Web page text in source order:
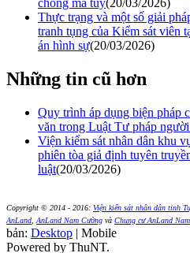
Thực trạng và một số giải
tranh tụng của Kiểm sát viên
án hình sự(20/03/2026)
Những tin cũ hơn
Quy trình áp dụng biện pháp
văn trong Luật Tư pháp
Viện kiểm sát nhân dân khu
phiên tòa giả định tuyên
luật(20/03/2026)
Copyright © 2014 - 2016: Viện kiển sát nhân dân tỉnh
AnLand AnLand Nam Cường và Chung cư AnLand
bản: Desktop | Mobile
Powered by ThuNT.